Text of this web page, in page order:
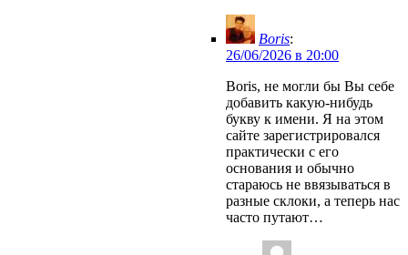
Boris:
26/06/2026 в 20:00
Boris, не могли бы Вы себе
добавить какую-нибудь
букву к имени. Я на этом
сайте зарегистрировался
практически с его
основания и обычно
стараюсь не ввязываться в
разные склоки, а теперь нас
часто путают…